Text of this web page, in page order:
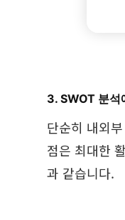
3. SWOT 분석
단순히 내외
점은 최대한
과 같습니다.